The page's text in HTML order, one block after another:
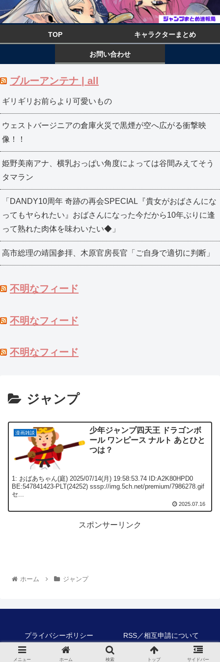
TOP キャラクターまとめ
お問い合わせ
ブルーアンテナ | all
ギリギリお前らより可愛いもの
ウェストバージニアの倉庫火災で黒煙が空へ広がる衝撃映
像！！
姫野美南アナ、横乳おっぱい角度によっては谷間みえてそう
タマラン
「DANDY10周年 奇跡の再会SPECIAL『貴女がおばさんにな
ってもヤられたい』おばさんになった今だから10年ぶりに逢
って熟れた肉体を味わいたい◆」
高市総理の靖国参拝、木原官房長官「ご自身で適切に判断」
不明なフィード
不明なフィード
不明なフィード
ジャンプ
漫画雑談
少年ジャンプ四天王 ドラゴンボ
ール ワンピース ナルト あとひと
つは？
1: おばあちゃん(庭) 2025/07/14(月) 19:58:53.74 ID:A2K80HPD0
BE:547841423-PLT(24252) sssp://img.5ch.net/premium/7986278.gif
セ...
2025.07.16
スポンサーリンク
ホーム ジャンプ
プライバシーポリシー RSS／相互申請について
© 2023-2026 ジャンプまとめ速報局.
メニュー ホーム 検索 トップ サイドバー